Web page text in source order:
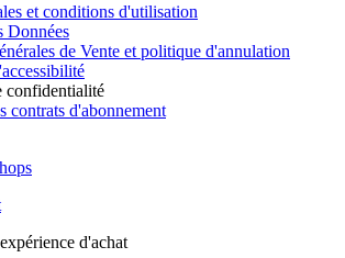
et conditions d'utilisation
Données
de Vente et politique d'annulation
confidentialité
contrats d'abonnement
d'achat